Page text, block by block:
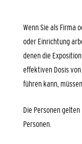
Wenn Sie als Firma
oder Einrichtung
denen die
effektiven Dosis
führen kann,
Die Personen
Personen.